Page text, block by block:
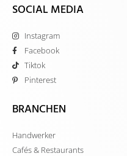
SOCIAL MEDIA
Instagram
Facebook
Tiktok
Pinterest
BRANCHEN
Handwerker
Cafés & Restaurants